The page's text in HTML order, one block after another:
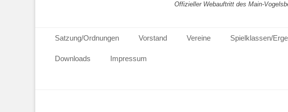
Offizieller Webauftritt des Main-
Primäres Menü
Inhalt
springen
Satzung/Ordnungen Vorstand Vereine Spielklassen/
Downloads
Impressum